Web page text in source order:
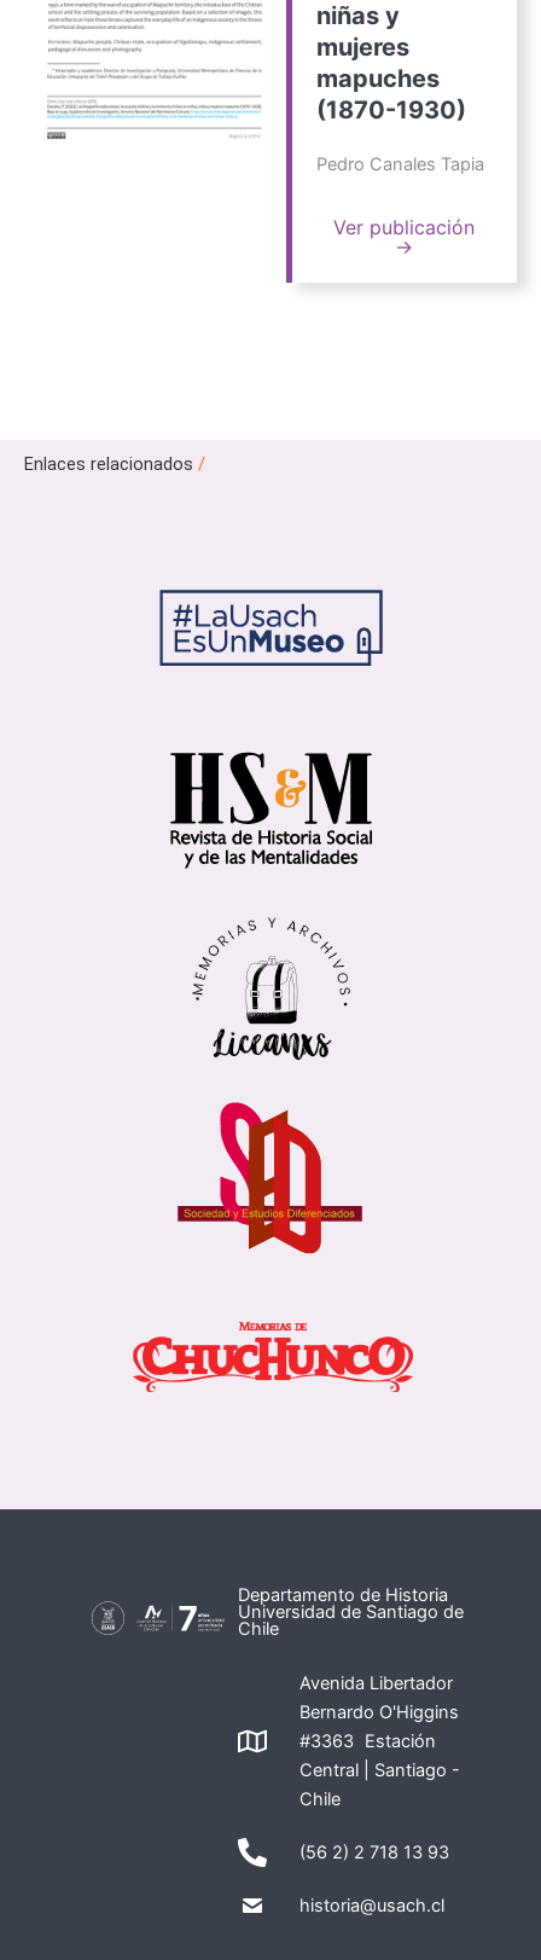
niñas y
mujeres
mapuches
(1870-1930)
Pedro Canales Tapia
Ver publicación
→
Enlaces relacionados /
Departamento de Historia
Universidad de Santiago de
Chile
Avenida Libertador
Bernardo O'Higgins
#3363 Estación
Central | Santiago -
Chile
(56 2) 2 718 13 93
historia@usach.cl